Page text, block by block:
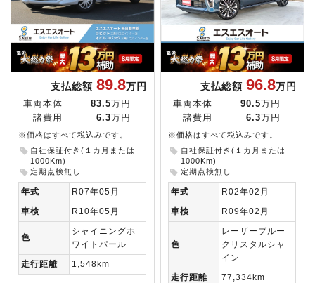
支払総額 89.8万円
車両本体 83.5 万円
諸費用
6.3 万円
※価格はすべて税込みです。
自社保証付き(１カ月または
1000Km)
定期点検無し
年式
R07年05月
車検
R10年05月
色
シャイニングホ
ワイトパール
走行距離
1,548km
支払総額 96.8万円
車両本体 90.5 万円
諸費用
6.3 万円
※価格はすべて税込みです。
自社保証付き(１カ月または
1000Km)
定期点検無し
年式
R02年02月
車検
R09年02月
色
レーザーブルー
クリスタルシャ
イン
走行距離
77,334km